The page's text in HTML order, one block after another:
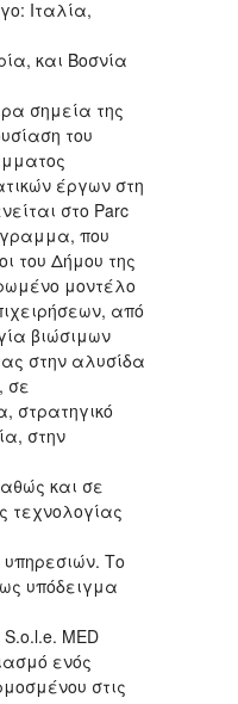
Ιταλία,
και Βοσνία
σημεία της
του
έργων στη
στο Parc
που
του Δήμου της
μοντέλο
από
βιώσιμων
στην αλυσίδα
σε
στρατηγικό
στην
και σε
τεχνολογίας
Το
υπόδειγμα
MED
ενός
στις